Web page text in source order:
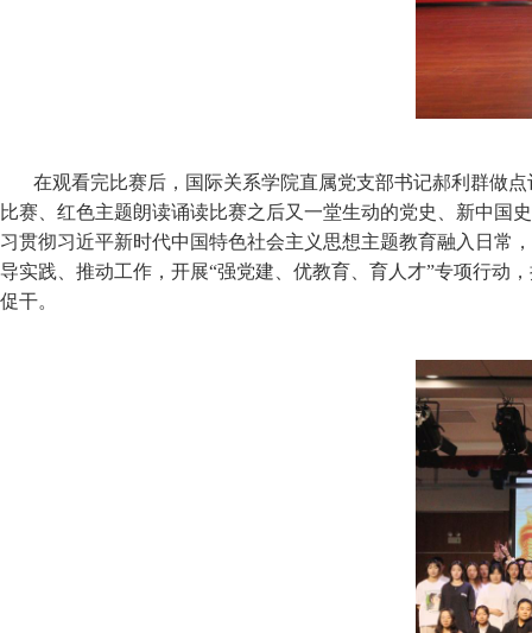
在观看完比赛后，国际关系学院直属党支部书记郝利群做
比赛、红色主题朗读诵读比赛之后又一堂生动的党史、新中国
习贯彻习近平新时代中国特色社会主义思想主题教育融入日常
导实践、推动工作，开展“强党建、优教育、育人才”专项行动
促干。